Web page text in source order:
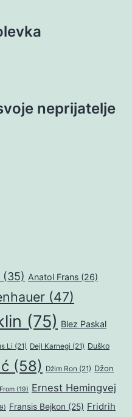
neprijatelje
(35) Anatol Frans (26)
(47)
(75) Blez Paskal
Li (21) Dejl Karnegi (21) Duško
(58) Džim Ron (21) Džon
(19) Ernest Hemingvej
Fransis Bejkon (25) Fridrih